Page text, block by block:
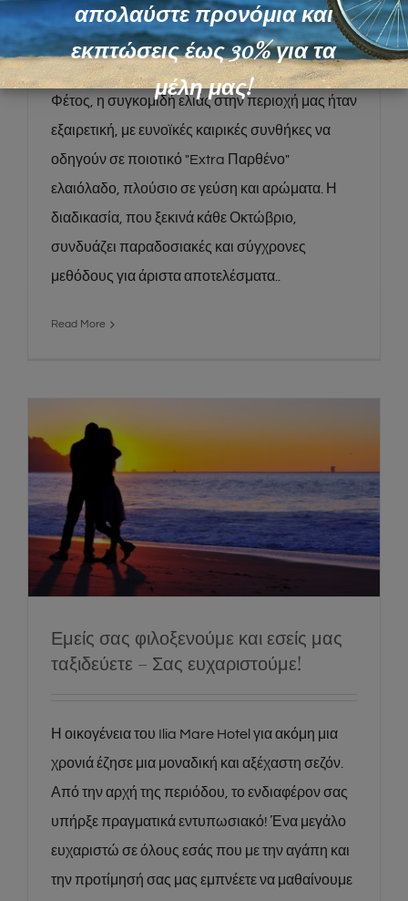
Παράδοση Ζωής στη Βόρεια Εύβοια
Φέτος, η συγκομιδή ελιάς στην περιοχή μας ήταν
εξαιρετική, με ευνοϊκές καιρικές συνθήκες να
οδηγούν σε ποιοτικό "Extra Παρθένο"
ελαιόλαδο, πλούσιο σε γεύση και αρώματα. Η
διαδικασία, που ξεκινά κάθε Οκτώβριο,
συνδυάζει παραδοσιακές και σύγχρονες
μεθόδους για άριστα αποτελέσματα..
Read More
Εμείς σας φιλοξενούμε και εσείς μας
ταξιδεύετε – Σας ευχαριστούμε!
Εμείς σας φιλοξενούμε και εσείς μας
ταξιδεύετε – Σας ευχαριστούμε!
Η οικογένεια του Ilia Mare Hotel για ακόμη μια
χρονιά έζησε μια μοναδική και αξέχαστη σεζόν.
Από την αρχή της περιόδου, το ενδιαφέρον σας
υπήρξε πραγματικά εντυπωσιακό! Ένα μεγάλο
ευχαριστώ σε όλους εσάς που με την αγάπη και
την προτίμησή σας μας εμπνέετε να μαθαίνουμε
απολαύστε προνόμια και
εκπτώσεις έως 30% για τα
μέλη μας!